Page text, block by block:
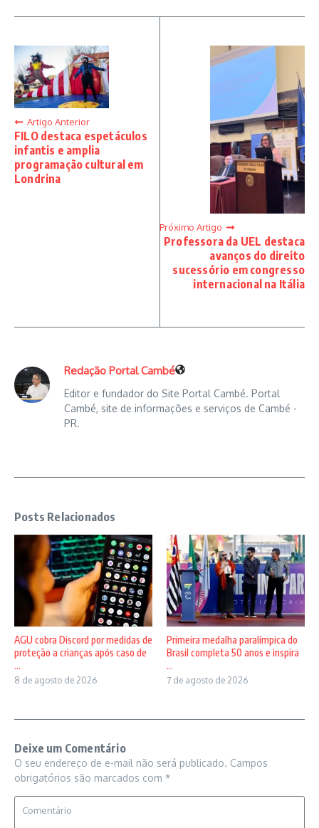
Artigo Anterior
FILO destaca espetáculos
infantis e amplia
programação cultural em
Londrina
Próximo Artigo
Professora da UEL destaca
avanços do direito
sucessório em congresso
internacional na Itália
Redação Portal Cambé
Editor e fundador do Site Portal Cambé. Portal
Cambé, site de informações e serviços de Cambé -
PR.
Posts Relacionados
AGU cobra Discord por medidas de
proteção a crianças após caso de
...
8 de agosto de 2026
Primeira medalha paralímpica do
Brasil completa 50 anos e inspira
...
7 de agosto de 2026
Deixe um Comentário
O seu endereço de e-mail não será publicado. Campos
obrigatórios são marcados com *